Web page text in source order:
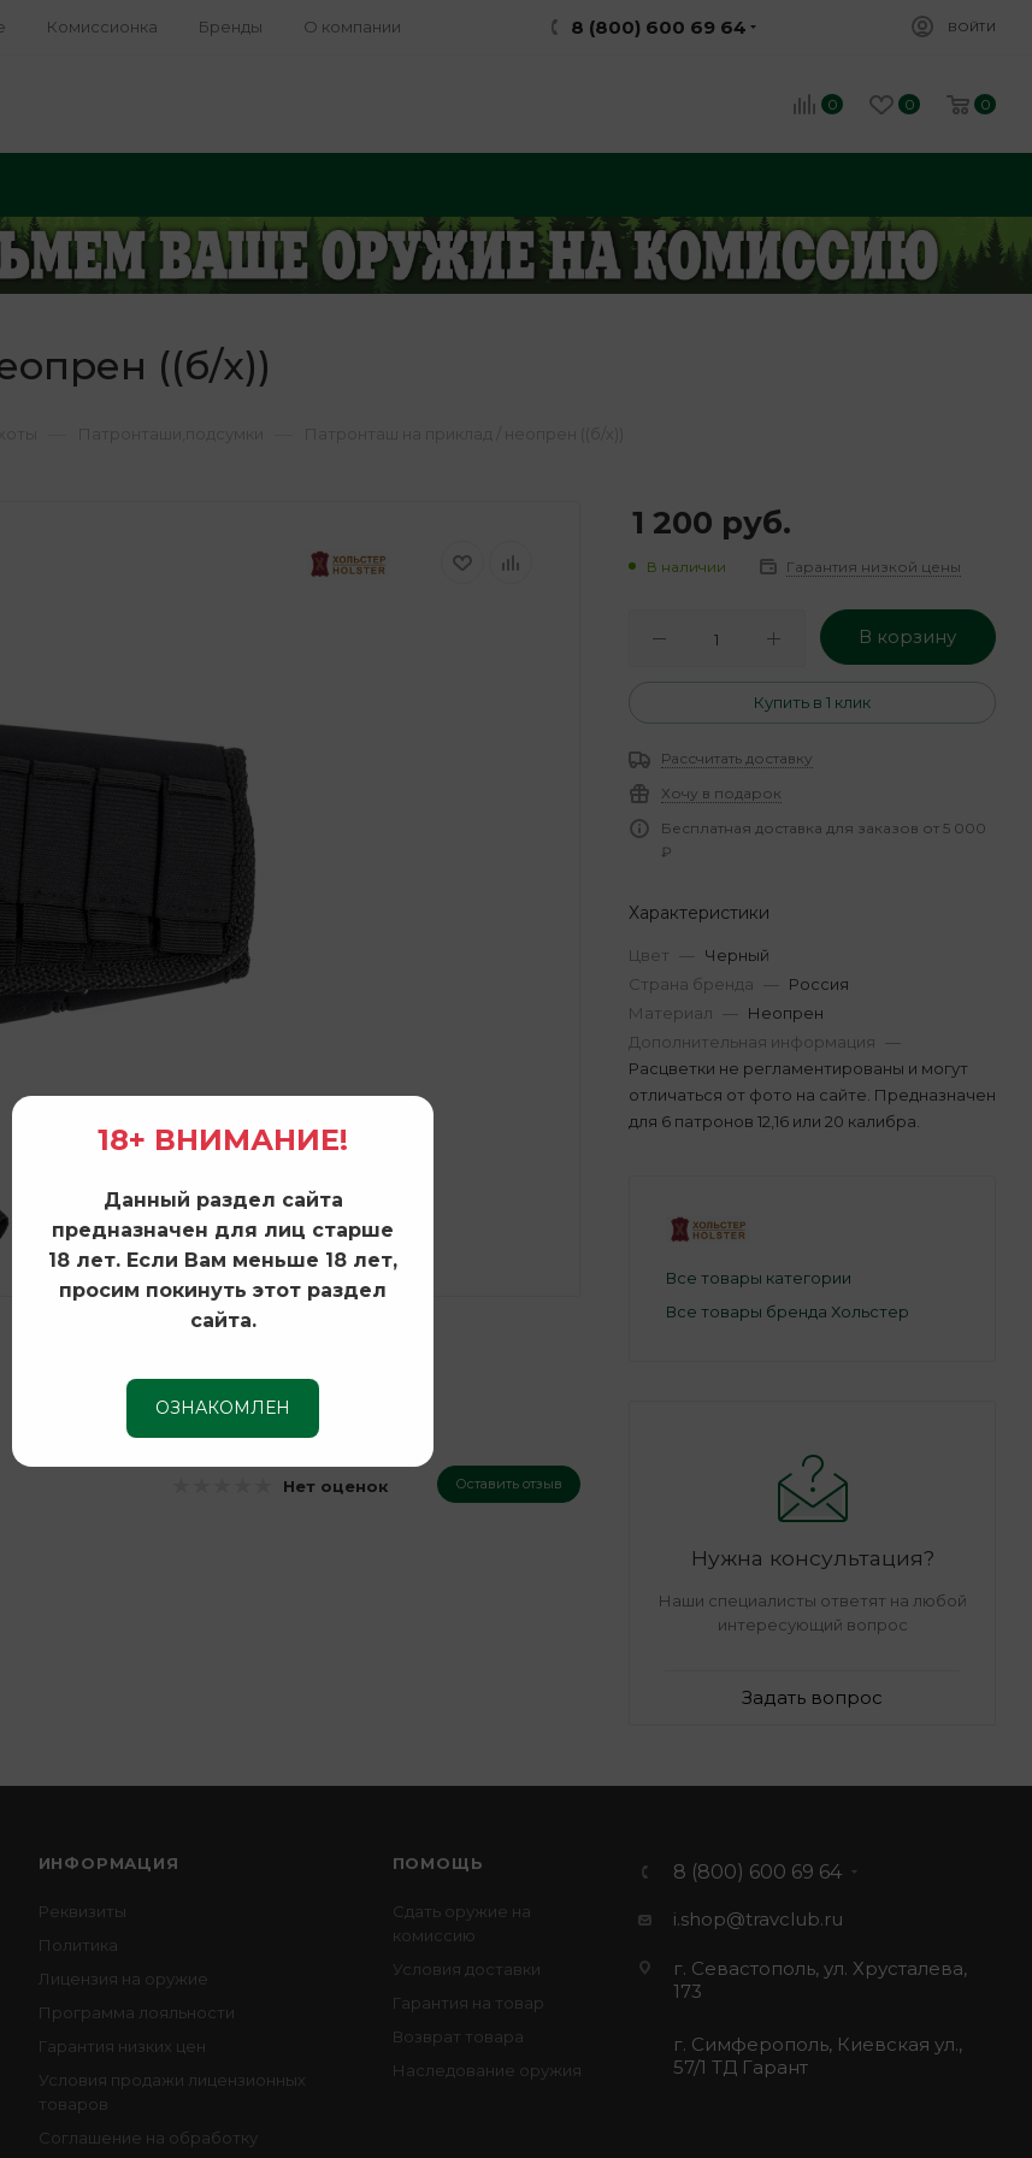
Комиссионка Бренды О компании 8 (800) 600 69 64 ВОЙТИ
0 0 0
((б/х))
Нет оценок Оставить отзыв
1 200 руб.
В наличии Гарантия низкой цены
В корзину
Купить в 1 клик
Рассчитать доставку
Хочу в подарок
Бесплатная доставка для заказов от 5 000
₽
Характеристики
Цвет — Черный
Страна бренда — Россия
Материал — Неопрен
Дополнительная информация —
Расцветки не регламентированы и могут
отличаться от фото на сайте. Предназначен
для 6 патронов 12,16 или 20 калибра.
Все товары категории
Все товары бренда Хольстер
Нужна консультация?
Наши специалисты ответят на любой
интересующий вопрос
Задать вопрос
ИНФОРМАЦИЯ
Реквизиты
Политика
Лицензия на оружие
Программа лояльности
Гарантия низких цен
Условия продажи лицензионных
товаров
Соглашение на обработку
ПОМОЩЬ
Сдать оружие на
комиссию
Условия доставки
Гарантия на товар
Возврат товара
Наследование оружия
8 (800) 600 69 64
i.shop@travclub.ru
г. Севастополь, ул. Хрусталева,
173
г. Симферополь, Киевская ул.,
57/1 ТД Гарант
18+ ВНИМАНИЕ!
Данный раздел сайта
предназначен для лиц старше
18 лет. Если Вам меньше 18 лет,
просим покинуть этот раздел
сайта.
ОЗНАКОМЛЕН